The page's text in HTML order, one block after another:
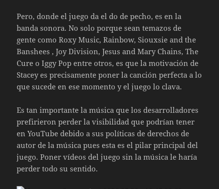
Pero, donde el juego da el do de pecho, es en la
banda sonora. No solo porque sean temazos de
gente como Roxy Music, Rainbow, Siouxsie and the
Banshees , Joy Division, Jesus and Mary Chains, The
Cure o Iggy Pop entre otros, es que la motivación de
Stacey es precisamente poner la canción perfecta a lo
que sucede en ese momento y el juego lo clava.
Es tan importante la música que los desarrolladores
prefirieron perder la visibilidad que podrían tener
en YouTube debido a sus políticas de derechos de
autor de la música pues esta es el pilar principal del
juego. Poner vídeos del juego sin la música le haría
perder todo su sentido.